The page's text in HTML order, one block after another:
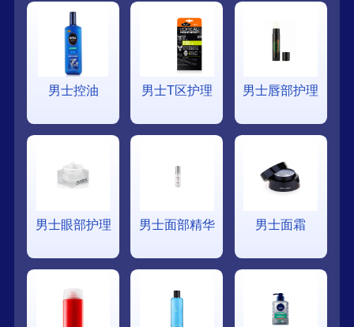
男士控油 男士T区护理 男士唇部护理
男士眼部护理 男士面部精华 男士面霜